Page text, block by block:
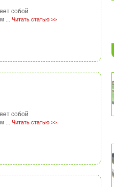
собой
... Читать статью >>
собой
... Читать статью >>